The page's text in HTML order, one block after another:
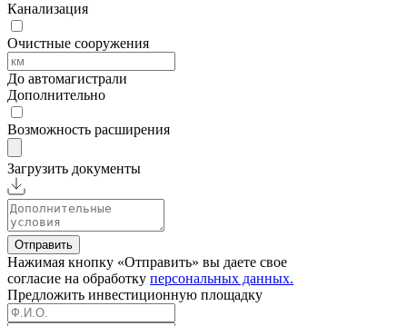
Канализация
Очистные сооружения
До автомагистрали
Дополнительно
Возможность расширения
Загрузить документы
Отправить
Нажимая кнопку «Отправить» вы даете свое
согласие на обработку персональных данных.
Предложить инвестиционную площадку